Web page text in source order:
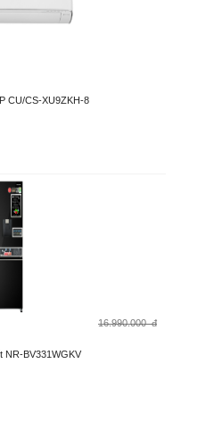
CU/CS-XU9ZKH-8
16.990.000 đ
NR-BV331WGKV